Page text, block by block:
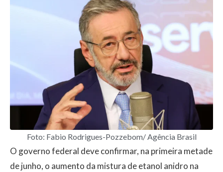
Foto: Fabio Rodrigues-Pozzebom/ Agência Brasil
O governo federal deve confirmar, na primeira metade
de junho, o aumento da mistura de etanol anidro na